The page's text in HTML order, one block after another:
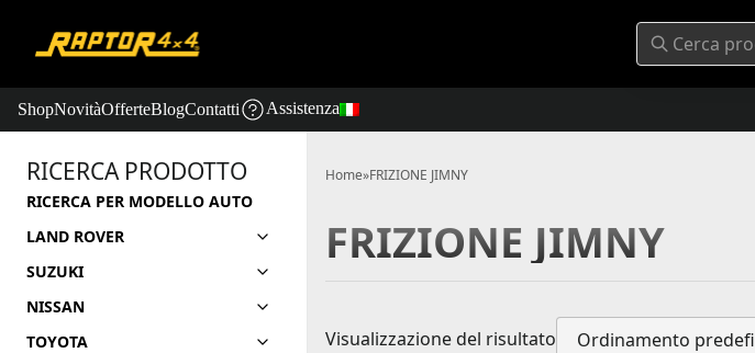
ShopNovitàOfferteBlogContatti Assistenza
RICERCA PRODOTTO
RICERCA PER MODELLO AUTO
LAND ROVER
SUZUKI
NISSAN
TOYOTA
Home»FRIZIONE JIMNY
FRIZIONE JIMNY
Visualizzazione del risultato